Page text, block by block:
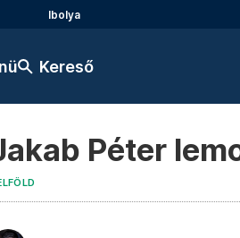
Ibolya
Kereső
Péter